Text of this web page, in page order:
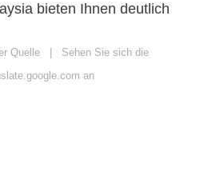
bieten Ihnen deutlich
Quelle
Sehen Sie sich die
an